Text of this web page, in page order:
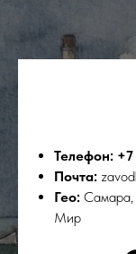
Телефон:
Почта:
Гео: Самара,
Мир